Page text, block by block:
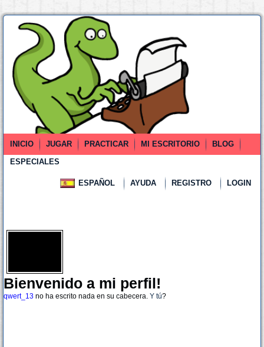
INICIO JUGAR PRACTICAR MI ESCRITORIO
BLOG
ESPECIALES
ESPAÑOL AYUDA REGISTRO LOGIN
Bienvenido a mi perfil!
qwert_13 no ha escrito nada en su cabecera. Y tú?